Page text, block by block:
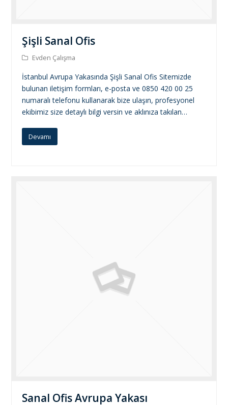
Şişli Sanal Ofis
Evden Çalışma
İstanbul Avrupa Yakasında Şişli Sanal Ofis Sitemizde
bulunan iletişim formları, e-posta ve 0850 420 00 25
numaralı telefonu kullanarak bize ulaşın, profesyonel
ekibimiz size detaylı bilgi versin ve aklınıza takılan…
Devamı
Sanal Ofis Avrupa Yakası